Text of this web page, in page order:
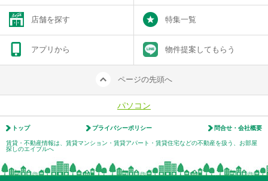
店舗を探す 特集一覧
アプリから 物件提案してもらう
ページの先頭へ
パソコン
トップ プライバシーポリシー 問合せ・会社概要
賃貸・不動産情報は、賃貸マンション・賃貸アパート・賃貸住宅などの不動産を扱う、お部屋
探しのエイブルへ